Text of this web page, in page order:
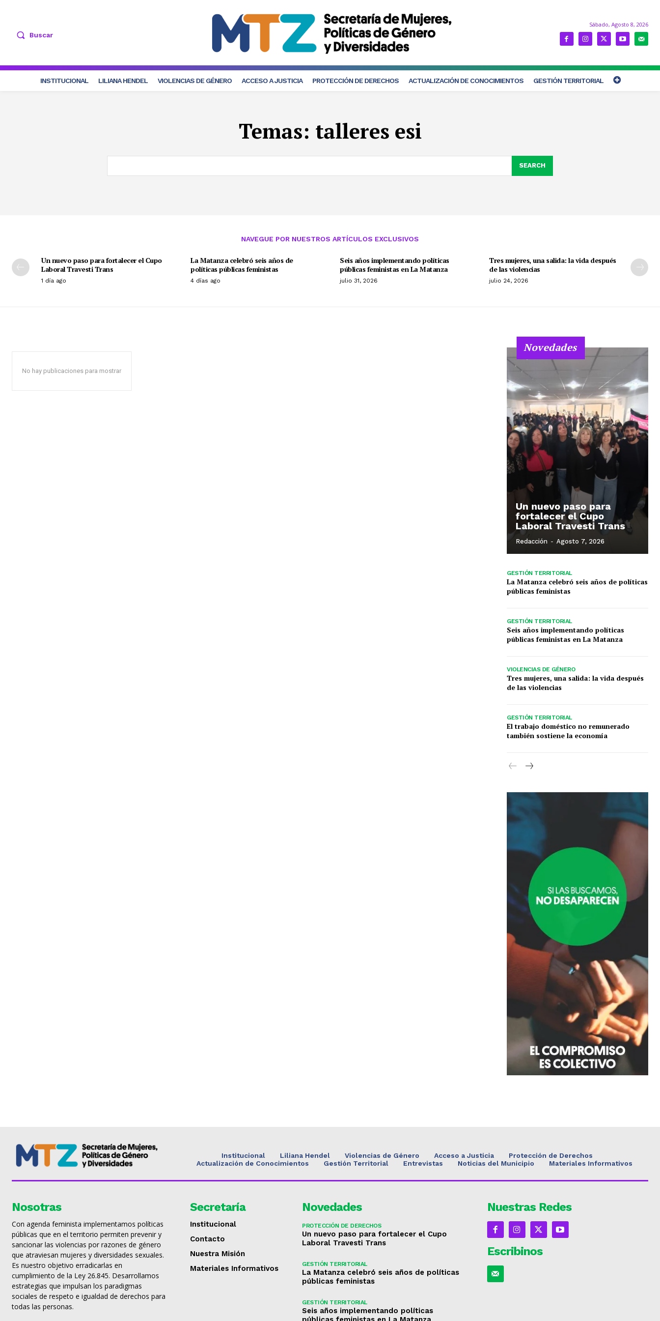
Buscar
Sábado, Agosto 8, 2026
INSTITUCIONAL LILIANA HENDEL VIOLENCIAS DE GÉNERO ACCESO A JUSTICIA PROTECCIÓN DE DERECHOS ACTUALIZACIÓN DE CONOCIMIENTOS GESTIÓN TERRITORIAL
Temas: talleres esi
SEARCH
NAVEGUE POR NUESTROS ARTÍCULOS EXCLUSIVOS
Un nuevo paso para fortalecer el Cupo
Laboral Travesti Trans
1 día ago
La Matanza celebró seis años de
políticas públicas feministas
4 días ago
Seis años implementando políticas
públicas feministas en La Matanza
julio 31, 2026
Tres mujeres, una salida: la vida después
de las violencias
julio 24, 2026
No hay publicaciones para mostrar
Novedades
Un nuevo paso para
fortalecer el Cupo
Laboral Travesti Trans
Redacción - Agosto 7, 2026
GESTIÓN TERRITORIAL
La Matanza celebró seis años de políticas
públicas feministas
GESTIÓN TERRITORIAL
Seis años implementando políticas
públicas feministas en La Matanza
VIOLENCIAS DE GÉNERO
Tres mujeres, una salida: la vida después
de las violencias
GESTIÓN TERRITORIAL
El trabajo doméstico no remunerado
también sostiene la economía
Institucional Liliana Hendel Violencias de Género Acceso a Justicia
Protección de Derechos
Actualización de Conocimientos
Gestión Territorial Entrevistas Noticias del Municipio Materiales Informativos
Nosotras
Con agenda feminista implementamos políticas
públicas que en el territorio permiten prevenir y
sancionar las violencias por razones de género
que atraviesan mujeres y diversidades sexuales.
Es nuestro objetivo erradicarlas en
cumplimiento de la Ley 26.845. Desarrollamos
estrategias que impulsan los paradigmas
sociales de respeto e igualdad de derechos para
todas las personas.
Secretaría
Institucional
Contacto
Nuestra Misión
Materiales Informativos
Novedades
PROTECCIÓN DE DERECHOS
Un nuevo paso para fortalecer el Cupo
Laboral Travesti Trans
GESTIÓN TERRITORIAL
La Matanza celebró seis años de políticas
públicas feministas
GESTIÓN TERRITORIAL
Seis años implementando políticas
Nuestras Redes
Escribinos